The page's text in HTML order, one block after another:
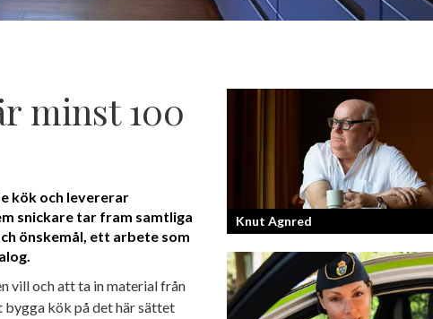
minst 100
kök och levererar
snickare tar fram samtliga
önskemål, ett arbete som
vill och att ta in material från
bygga kök på det här sättet
Knut Agnred
Knut Agnred är mannen och den
legenden inom spektakulära utfall och
dramatisk tänkvärdhet.